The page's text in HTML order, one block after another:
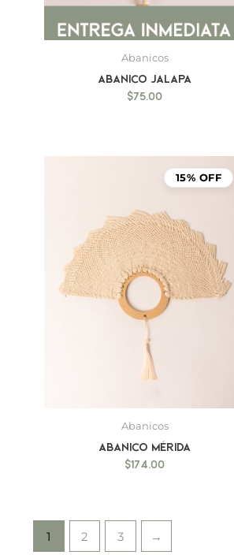
Abanicos
Abanico Jalapa
$75.00
15% OFF
Abanicos
Abanico Mérida
$174.00
1 2 3 →